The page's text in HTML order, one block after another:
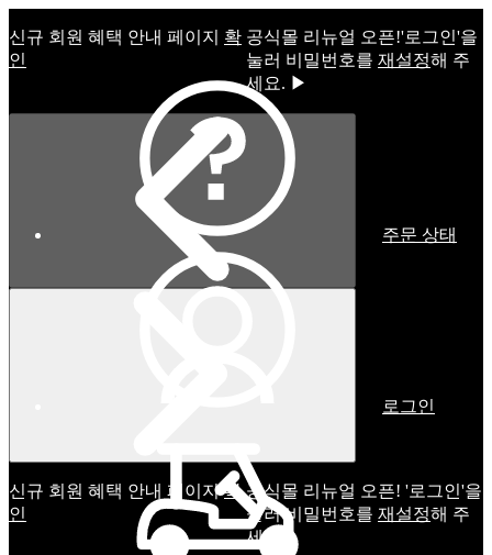
신규 회원 혜택 안내 페이지 확
인
공식몰 리뉴얼 오픈!ㅤ'로그인'을
눌러 비밀번호를 재설정해 주
세요. ▶
신규 회원 혜택 안내 페이지확
인
공식몰 리뉴얼 오픈! '로그인'을
눌러 비밀번호를 재설정해 주
세요.
주문 상태
로그인